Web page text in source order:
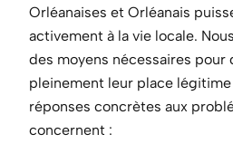
Orléanaises et Orléanais
activement à la vie locale.
des moyens nécessaires pour
pleinement leur place
réponses concrètes aux
concernent :